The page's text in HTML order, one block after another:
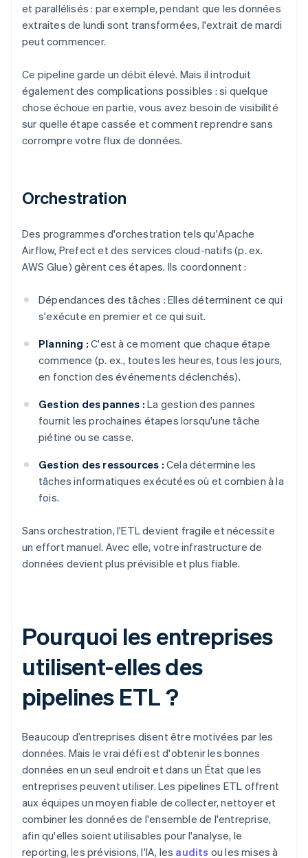
et parallélisés : par exemple, pendant que les données
extraites de lundi sont transformées, l'extrait de mardi
peut commencer.
Ce pipeline garde un débit élevé. Mais il introduit
également des complications possibles : si quelque
chose échoue en partie, vous avez besoin de visibilité
sur quelle étape cassée et comment reprendre sans
corrompre votre flux de données.
Orchestration
Des programmes d'orchestration tels qu'Apache
Airflow, Prefect et des services cloud-natifs (p. ex.
AWS Glue) gèrent ces étapes. Ils coordonnent :
Dépendances des tâches : Elles déterminent ce qui
s'exécute en premier et ce qui suit.
Planning : C'est à ce moment que chaque étape
commence (p. ex., toutes les heures, tous les jours,
en fonction des événements déclenchés).
Gestion des pannes : La gestion des pannes
fournit les prochaines étapes lorsqu'une tâche
piétine ou se casse.
Gestion des ressources : Cela détermine les
tâches informatiques exécutées où et combien à la
fois.
Sans orchestration, l'ETL devient fragile et nécessite
un effort manuel. Avec elle, votre infrastructure de
données devient plus prévisible et plus fiable.
Pourquoi les entreprises
utilisent-elles des
pipelines ETL ?
Beaucoup d’entreprises disent être motivées par les
données. Mais le vrai défi est d'obtenir les bonnes
données en un seul endroit et dans un État que les
entreprises peuvent utiliser. Les pipelines ETL offrent
aux équipes un moyen fiable de collecter, nettoyer et
combiner les données de l'ensemble de l'entreprise,
afin qu'elles soient utilisables pour l'analyse, le
reporting, les prévisions, l'IA, les audits ou les mises à